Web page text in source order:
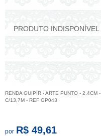
RENDA GUIPÍR - ARTE PUNTO - 2,4CM -
C/13,7M - REF GP043
por R$ 49,61